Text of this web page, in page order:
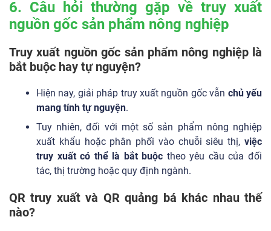
6. Câu hỏi thường gặp về truy xuất
nguồn gốc sản phẩm nông nghiệp
Truy xuất nguồn gốc sản phẩm nông nghiệp là
bắt buộc hay tự nguyện?
Hiện nay, giải pháp truy xuất nguồn gốc vẫn chủ yếu
mang tính tự nguyện.
Tuy nhiên, đối với một số sản phẩm nông nghiệp
xuất khẩu hoặc phân phối vào chuỗi siêu thị, việc
truy xuất có thể là bắt buộc theo yêu cầu của đối
tác, thị trường hoặc quy định ngành.
QR truy xuất và QR quảng bá khác nhau thế
nào?